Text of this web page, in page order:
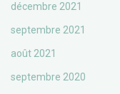
décembre 2021
septembre 2021
août 2021
septembre 2020